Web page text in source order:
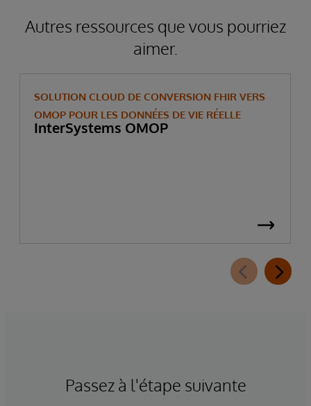
Autres ressources que vous pourriez
aimer.
SOLUTION CLOUD DE CONVERSION FHIR VERS
OMOP POUR LES DONNÉES DE VIE RÉELLE
InterSystems OMOP
Passez à l'étape suivante